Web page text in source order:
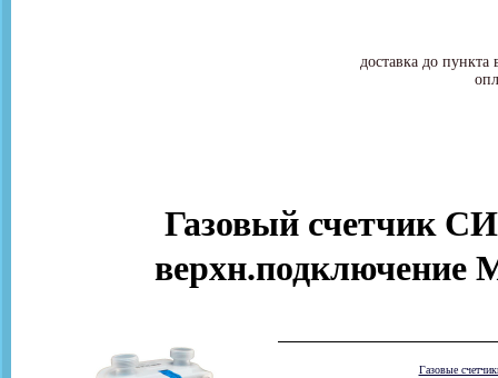
доставка до
Газовый счетчик
верхн.подключение
Газовые